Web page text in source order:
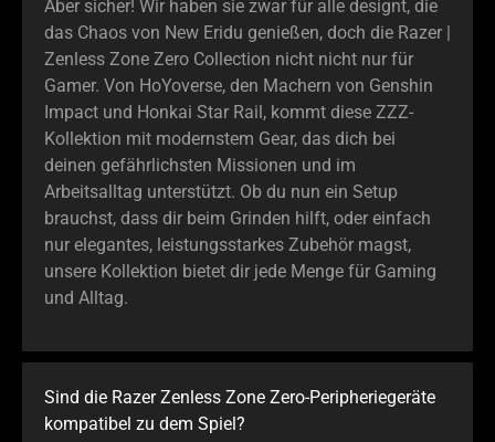
the
animation.
Aber sicher! Wir haben sie zwar für alle designt, die
das Chaos von New Eridu genießen, doch die Razer |
Zenless Zone Zero Collection nicht nicht nur für
Gamer. Von HoYoverse, den Machern von Genshin
Impact und Honkai Star Rail, kommt diese ZZZ-
Kollektion mit modernstem Gear, das dich bei
deinen gefährlichsten Missionen und im
Arbeitsalltag unterstützt. Ob du nun ein Setup
brauchst, dass dir beim Grinden hilft, oder einfach
nur elegantes, leistungsstarkes Zubehör magst,
unsere Kollektion bietet dir jede Menge für Gaming
und Alltag.
Sind die Razer Zenless Zone Zero-Peripheriegeräte
kompatibel zu dem Spiel?